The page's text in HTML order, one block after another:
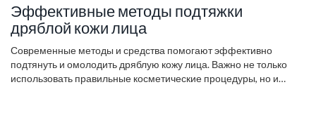
Эффективные методы подтяжки
дряблой кожи лица
Современные методы и средства помогают эффективно
подтянуть и омолодить дряблую кожу лица. Важно не только
использовать правильные косметические процедуры, но и